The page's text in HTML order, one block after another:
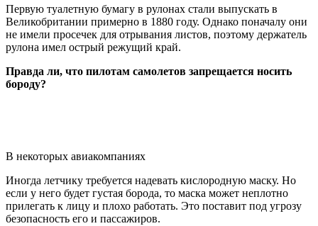
Первую туалетную бумагу в рулонах стали выпускать в
Великобритании примерно в 1880 году. Однако поначалу они
не имели просечек для отрывания листов, поэтому держатель
рулона имел острый режущий край.
Правда ли, что пилотам самолетов запрещается носить
бороду?
В некоторых авиакомпаниях
Иногда летчику требуется надевать кислородную маску. Но
если у него будет густая борода, то маска может неплотно
прилегать к лицу и плохо работать. Это поставит под угрозу
безопасность его и пассажиров.